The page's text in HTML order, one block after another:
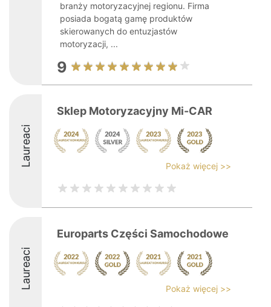
branży motoryzacyjnej regionu. Firma
posiada bogatą gamę produktów
skierowanych do entuzjastów
motoryzacji, ...
9
Laureaci
Sklep Motoryzacyjny Mi-CAR
Pokaż więcej >>
Laureaci
Europarts Części Samochodowe
Pokaż więcej >>